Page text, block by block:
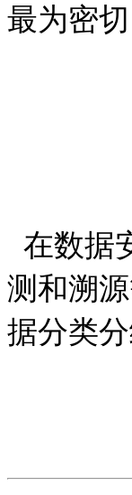
最为密
在数据
测和溯
据分类